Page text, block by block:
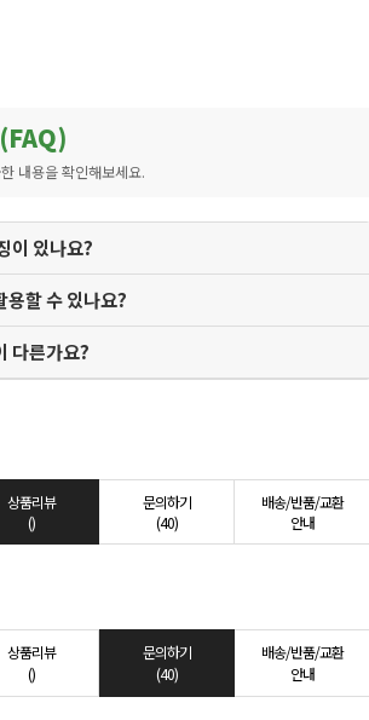
내용을 확인해보세요.
이 있나요?
용할 수 있나요?
다른가요?
상품리뷰
()
문의하기
(40)
배송/반품/교환
안내
상품리뷰
()
문의하기
(40)
배송/반품/교환
안내